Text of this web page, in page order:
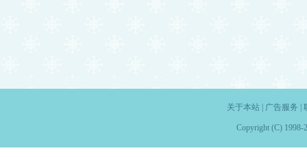
关于本站| 广告服务
Copyright (C) 1998-